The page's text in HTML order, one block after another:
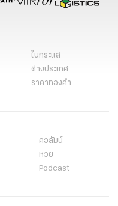
ในกระแส
ต่างประเทศ
ราคาทองคำ
คอลัมน์
หวย
Podcast